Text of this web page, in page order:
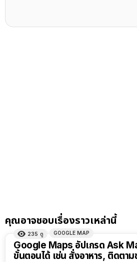
คุณอาจชอบเรื่องราวเหล่านี้
235 ดู GOOGLE MAP
Google Maps อัปเกรด Ask
ขั้นตอนได้ เช่น สั่งอาหาร, ติดตา